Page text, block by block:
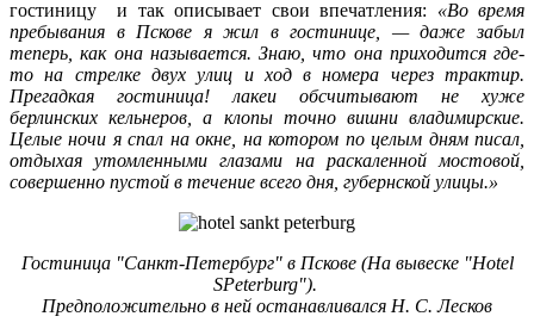
гостиницу и так описывает свои впечатления: «Во время
пребывания в Пскове я жил в гостинице, — даже забыл
теперь, как она называется. Знаю, что она приходится где-
то на стрелке двух улиц и ход в номера через трактир.
Прегадкая гостиница! лакеи обсчитывают не хуже
берлинских кельнеров, а клопы точно вишни владимирские.
Целые ночи я спал на окне, на котором по целым дням писал,
отдыхая утомленными глазами на раскаленной мостовой,
совершенно пустой в течение всего дня, губернской улицы.»
Гостиница "Санкт-Петербург" в Пскове (На вывеске "Hotel
SPeterburg").
Предположительно в ней останавливался Н. С. Лесков